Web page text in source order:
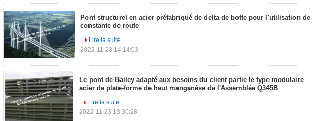
Pont structurel en acier préfabriqué de delta de botte pour l'utilisation de
constante de route
Lire la suite
2022-11-23 14:14:03
Le pont de Bailey adapté aux besoins du client partie le type modulaire
acier de plate-forme de haut manganèse de l'Assemblée Q345B
Lire la suite
2022-11-23 13:30:28